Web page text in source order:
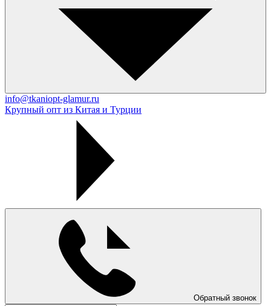
info@tkaniopt-glamur.ru
Крупный опт из Китая и Турции
Обратный звонок